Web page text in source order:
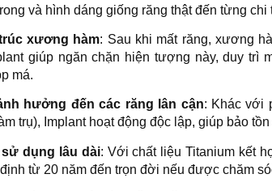
và hình dáng giống răng thật đến từng chi
xương hàm: Sau khi mất răng, xương
giúp ngăn chặn hiện tượng này, duy trì
má.
hưởng đến các răng lân cận: Khác với
trụ), Implant hoạt động độc lập, giúp bảo
dụng lâu dài: Với chất liệu Titanium kết
từ 20 năm đến trọn đời nếu được chăm